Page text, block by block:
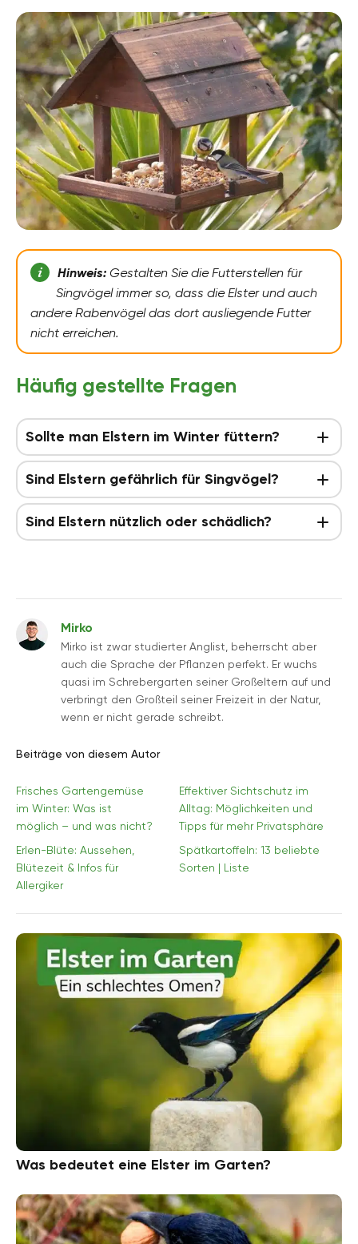
Hinweis:Gestalten Sie die Futterstellen für
Singvögel immer so, dass die Elster und auch
andere Rabenvögel das dort ausliegende Futter
nicht erreichen.
Häufig gestellte Fragen
Sollte man Elstern im Winter füttern?
Sind Elstern gefährlich für Singvögel?
Sind Elstern nützlich oder schädlich?
Mirko
Mirko ist zwar studierter Anglist, beherrscht aber
auch die Sprache der Pflanzen perfekt. Er wuchs
quasi im Schrebergarten seiner Großeltern auf und
verbringt den Großteil seiner Freizeit in der Natur,
wenn er nicht gerade schreibt.
Beiträge von diesem Autor
Frisches Gartengemüse
im Winter: Was ist
möglich – und was nicht?
Effektiver Sichtschutz im
Alltag: Möglichkeiten und
Tipps für mehr Privatsphäre
Erlen-Blüte: Aussehen,
Blütezeit & Infos für
Allergiker
Spätkartoffeln: 13 beliebte
Sorten | Liste
Was bedeutet eine Elster im Garten?